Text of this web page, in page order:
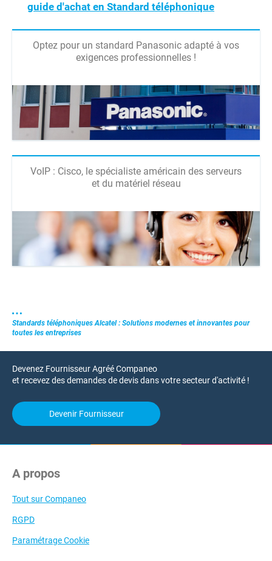
guide d'achat en Standard téléphonique
Optez pour un standard Panasonic adapté à vos
exigences professionnelles !
VoIP : Cisco, le spécialiste américain des serveurs
et du matériel réseau
Standards téléphoniques Alcatel : Solutions modernes et innovantes pour
toutes les entreprises
Devenez Fournisseur Agréé Companeo
et recevez des demandes de devis dans votre secteur d'activité !
Devenir Fournisseur
A propos
Tout sur Companeo
RGPD
Paramétrage Cookie